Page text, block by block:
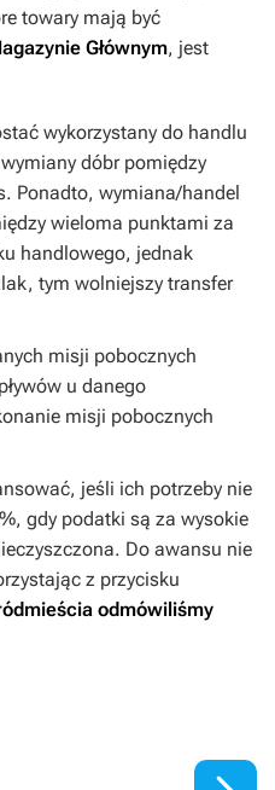
towary mają być
Głównym, jest
wykorzystany do handlu
dóbr pomiędzy
Ponadto, wymiana/handel
wieloma punktami za
handlowego, jednak
tym wolniejszy transfer
misji pobocznych
u danego
misji pobocznych
jeśli ich potrzeby nie
gdy podatki są za wysokie
Do awansu nie
z przycisku
odmówiliśmy